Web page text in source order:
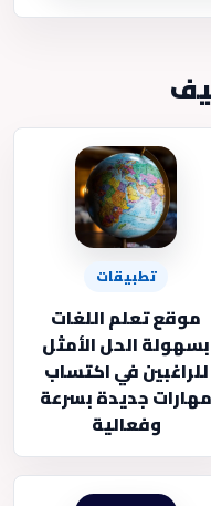
تطبيقات
موقع تعلم اللغات
بسهولة الحل الأمثل
للراغبين في اكتساب
مهارات جديدة بسرعة
وفعالية